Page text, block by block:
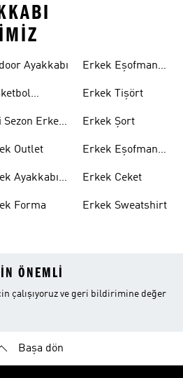
Ayakkabı
Sezon Erkek
Outlet
Ayakkabı
Forma
Erkek Eşofman
Erkek Tişört
Erkek Şort
Erkek Eşofman
Erkek Ceket
Erkek Sweatshirt
ÖNEMLI
çalışıyoruz ve geri bildirimine değer
Başa dön